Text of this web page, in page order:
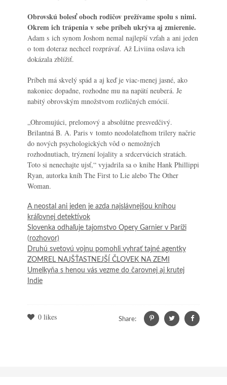
Obrovskú bolesť oboch rodičov prežívame spolu s nimi.
Okrem ich trápenia v sebe príbeh ukrýva aj zmierenie.
Adam s ich synom Joshom nemal najlepší vzťah a ani jeden
o tom doteraz nechcel rozprávať. Až Liviina oslava ich
dokázala zblížiť.
Príbeh má skvelý spád a aj keď je viac-menej jasné, ako
nakoniec dopadne, rozhodne mu na napätí neuberá. Je
nabitý obrovským množstvom rozličných emócií.
„Ohromujúci, prelomový a absolútne presvedčivý.
Brilantná B. A. Paris v tomto neodolateľnom trilery načrie
do nových psychologických vôd o nemožných
rozhodnutiach, trýznení lojality a srdcervúcich stratách.
Toto si nenechajte ujsť,“ vyjadrila sa o knihe Hank Phillippi
Ryan, autorka kníh The First to Liealebo The Other
Woman.
A neostal ani jeden je azda najslávnejšou knihou
kráľovnej detektívok
Slovenka odhaľuje tajomstvo Opery Garnier v Paríži
(rozhovor)
Druhú svetovú vojnu pomohli vyhrať tajné agentky
ZOMREL NAJŠŤASTNEJŠÍ ČLOVEK NA ZEMI
Umelkyňa s henou vás vezme do čarovnej aj krutej
Indie
0likes Share: